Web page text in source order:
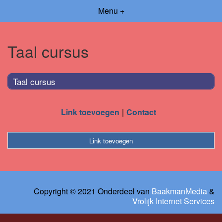
Menu +
Taal cursus
Taal cursus
Link toevoegen Contact
Link toevoegen
Copyright © 2021 Onderdeel van BaakmanMedia&
Vrolijk Internet Services